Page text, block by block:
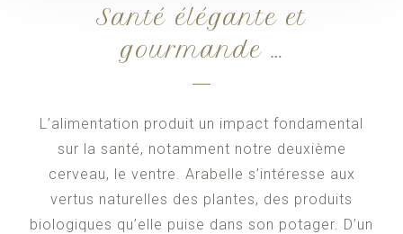
Santé élégante et
gourmande …
L’alimentation produit un impact fondamental
sur la santé, notamment notre deuxième
cerveau, le ventre. Arabelle s’intéresse aux
vertus naturelles des plantes, des produits
biologiques qu’elle puise dans son potager. D’un